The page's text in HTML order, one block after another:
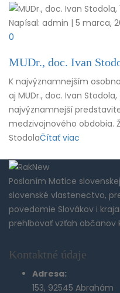
Napísal: admin | 5 marca,
0
MUDr., doc. Ivan
K najvýznamnejším
aj MUDr., doc. Ivan
najvýznamnejší
medzivojnového obdobia.
StodolaČítať viac
Poslaním Matice
slovenské vlastenectvo,
povedomie Slovákov i
prehlbovať vzťah občanov
Kontaktné údaje
Adresa:
153, 92545 Abrahám